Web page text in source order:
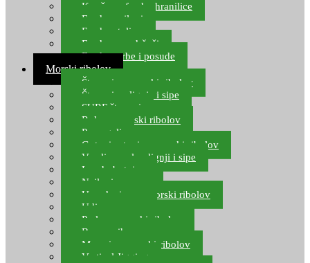
Kopče za feeder hranilice
Feeder najloni
Feeder stolice
Feeder arm držači
Feeder torbe i posude
Morski ribolov
Štapovi za morski ribolov
Štapovi za lignje i sipe
SURF štapovi
Role za morski ribolov
Parangali
Gotovi setovi za morski ribolov
Varalice za lov lignji i sipe
Lov hobotnice
Najloni za more
Upredenice za morski ribolov
Udice za more
Perle za morski ribolov
Brum prihrana za more
Mamci za morski ribolov
Vertical Jigging